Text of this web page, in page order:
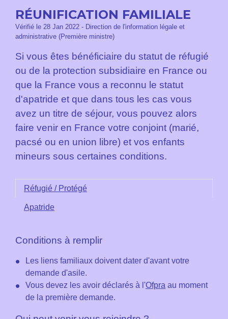
RÉUNIFICATION FAMILIALE
Vérifié le 28 Jan 2022 - Direction de l'information légale et
administrative (Première ministre)
Si vous êtes bénéficiaire du statut de réfugié
ou de la protection subsidiaire en France ou
que la France vous a reconnu le statut
d'apatride et que dans tous les cas vous
avez un titre de séjour, vous pouvez alors
faire venir en France votre conjoint (marié,
pacsé ou en union libre) et vos enfants
mineurs sous certaines conditions.
Réfugié / Protégé
Apatride
Conditions à remplir
Les liens familiaux doivent dater d'avant votre
demande d'asile.
Vous devez les avoir déclarés à l'Ofpra au moment
de la première demande.